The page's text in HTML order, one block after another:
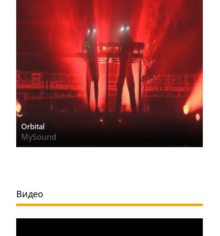
Orbital
MySound
Видео